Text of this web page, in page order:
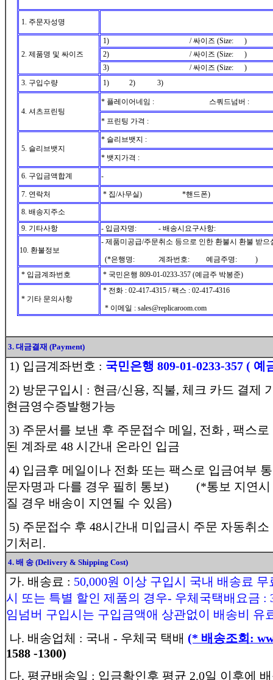
1. 주문자성명
2. 제품명 및 싸이즈
1) / 싸이즈 (Size: )
2) / 싸이즈 (Size: )
3) / 싸이즈 (Size: )
3. 구입수량
1) 2) 3)
4. 셔츠프린팅
* 플레이어네임 : 스쿼드넘버 :
* 프린팅 가격 :
5. 슬리브뱃지
* 슬리브뱃지 :
* 뱃지가격 :
6. 구입금액합계 -
7. 연락처 * 집/사무실) *핸드폰)
8. 배송지주소
9. 기타사항
- 입금자명: - 배송시요구사항:
10. 환불정보
- 제품미공급/주문취소 등으로 인한 환불시 환불 받으
(*은행명: 계좌번호: 예금주명: )
* 입금계좌번호
* 국민은행 809-01-0233-357 (예금주 박봉준)
* 기타 문의사항
* 전화 : 02-417-4315 / 팩스 : 02-417-4316
* 이메일 : sales@replicaroom.com
3. 대금결재 (Payment)
1) 입금계좌번호 : 국민은행 809-01-0233-357 ( 예
2) 방문구입시 : 현금/신용, 직불, 체크 카드 결제
현금영수증발행가능
3) 주문서를 보낸 후 주문접수 메일, 전화 , 팩스
된 계좌로 48 시간내 온라인 입금
4) 입금후 메일이나 전화 또는 팩스로 입금여부
문자명과 다를 경우 필히 통보) (*통보 지연시
질 경우 배송이 지연될 수 있음)
5) 주문접수 후 48시간내 미입금시 주문 자동취
기처리.
4. 배 송 (Delivery & Shipping Cost)
가. 배송료 : 50,000원 이상 구입시 국내 배송료
시 또는 특별 할인 제품의 경우- 우체국택배요금 :
임넘버 구입시는 구입금액애 상관없이 배송비 유
나. 배송업체 : 국내 - 우체국 택배 (* 배송조회:
1588 -1300)
다. 평균배송일 : 입금확인후 평균 2.0일 이후에